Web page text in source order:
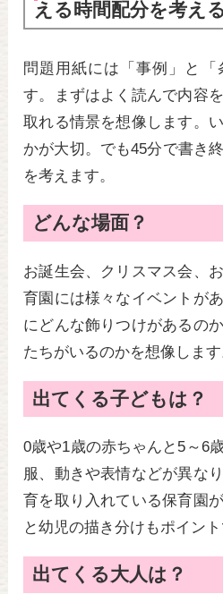
える時間配分を考える
問題用紙には「事例」と「
す。まずはよく読んで内容
取れる情景を想像します。
かが大切。でも45分で書き
を考えます。
どんな場面？
お誕生会、クリスマス会、
育園には様々なイベントが
にどんな飾りつけがあるの
たちがいるのかを想像します
出てくる子どもは？
0歳や1歳の赤ちゃんと5～6
服、動きや表情などが異な
育を取り入れている保育園
と幼児の描き分けもポイント
出てくる大人は？